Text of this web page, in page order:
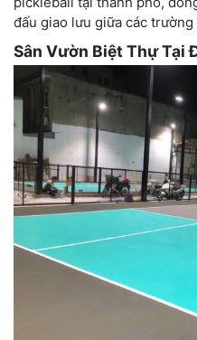
đấu giao lưu giữa các
Sân Vườn Biệt Thự Tại